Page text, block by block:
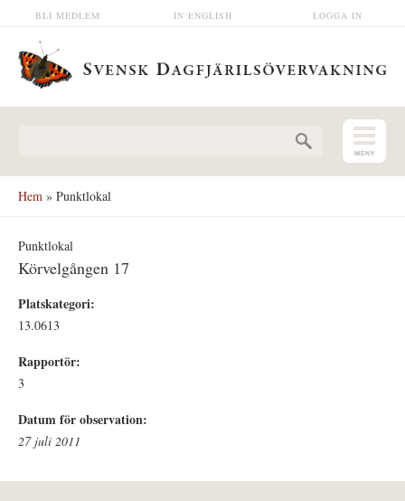
Hoppa till huvudinnehåll LOGGA IN
IN ENGLISH
BLI MEDLEM
Hem » Punktlokal
Punktlokal
Körvelgången 17
Platskategori:
13.0613
Rapportör:
3
Datum för observation:
27 juli 2011